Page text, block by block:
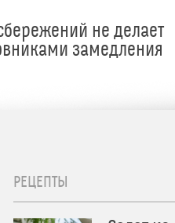
не делает
замедления
РЕЦЕПТЫ